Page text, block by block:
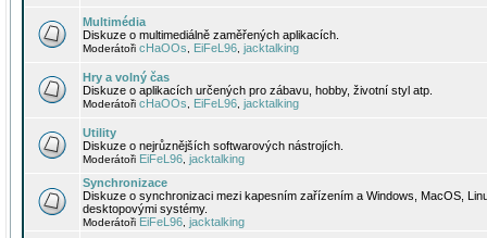
Multimédia
Diskuze o multimediálně zaměřených aplikacích.
Moderátoři cHaOOs EiFeL96 jacktalking
Hry a volný čas
Diskuze o aplikacích určených pro zábavu, hobby, životní styl atp.
Moderátoři cHaOOs EiFeL96 jacktalking
Utility
Diskuze o nejrůznějších softwarových nástrojích.
Moderátoři EiFeL96 jacktalking
Synchronizace
Diskuze o synchronizaci mezi kapesním zařízením a Windows, MacOS,
desktopovými systémy.
Moderátoři EiFeL96 jacktalking